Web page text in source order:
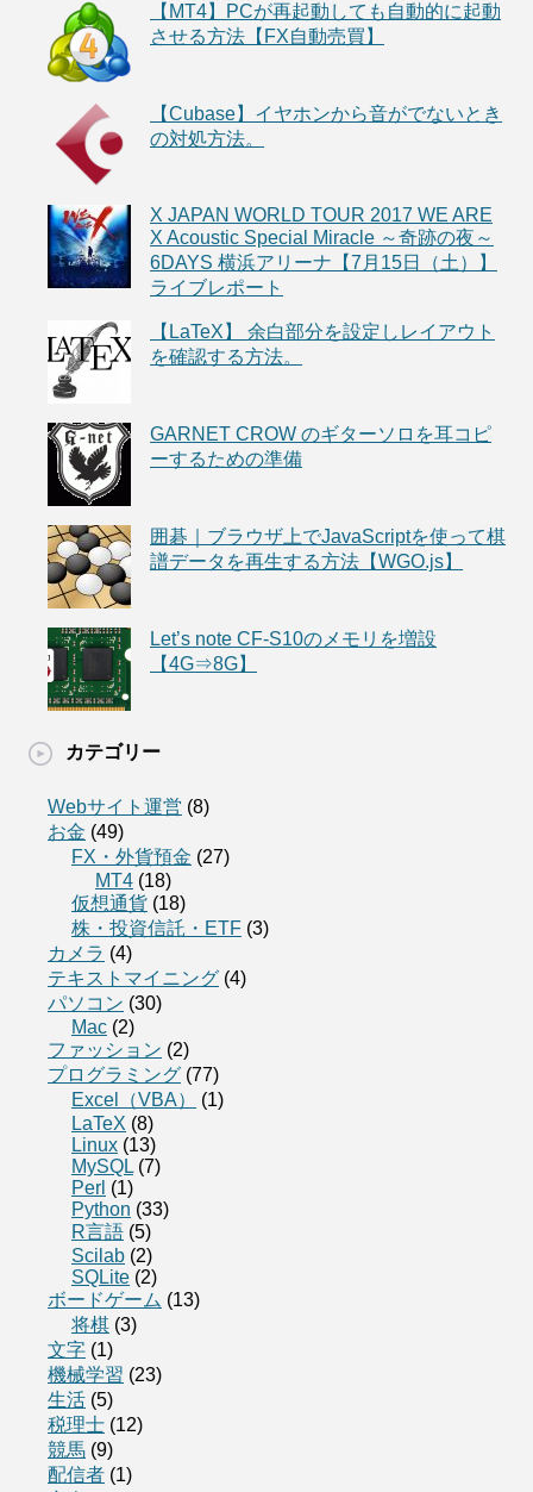
【MT4】PCが再起動しても自動的に起動
させる方法【FX自動売買】
【Cubase】イヤホンから音がでないとき
の対処方法。
X JAPAN WORLD TOUR 2017 WE ARE
X Acoustic Special Miracle ～奇跡の夜～
6DAYS 横浜アリーナ【7月15日（土）】
ライブレポート
【LaTeX】 余白部分を設定しレイアウト
を確認する方法。
GARNET CROW のギターソロを耳コピ
ーするための準備
囲碁｜ブラウザ上でJavaScriptを使って棋
譜データを再生する方法【WGO.js】
Let’s note CF-S10のメモリを増設
【4G⇒8G】
カテゴリー
Webサイト運営 (8)
お金 (49)
FX・外貨預金 (27)
MT4 (18)
仮想通貨 (18)
株・投資信託・ETF (3)
カメラ (4)
テキストマイニング (4)
パソコン (30)
Mac (2)
ファッション (2)
プログラミング (77)
Excel（VBA）
(1)
LaTeX (8)
Linux (13)
MySQL (7)
Perl (1)
Python (33)
R言語 (5)
Scilab (2)
SQLite (2)
ボードゲーム (13)
将棋 (3)
文字 (1)
機械学習 (23)
生活 (5)
税理士 (12)
競馬 (9)
配信者 (1)